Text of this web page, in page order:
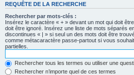
REQUÊTE DE LA RECHERCHE
Rechercher par mots-clés :
Insérez le caractère « + » devant un mot qui doit
doit être ignoré. Insérez une liste de mots séparés
discontinues « | » si seul un des mots doit être
comme métacaractère passe-partout si vous
partielles.
Rechercher tous les termes ou utiliser une
Rechercher n’importe quel de ces termes